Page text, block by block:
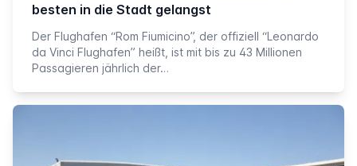
besten in die Stadt gelangst
Der Flughafen “Rom Fiumicino”, der offiziell “Leonardo
da Vinci Flughafen” heißt, ist mit bis zu 43 Millionen
Passagieren jährlich der…